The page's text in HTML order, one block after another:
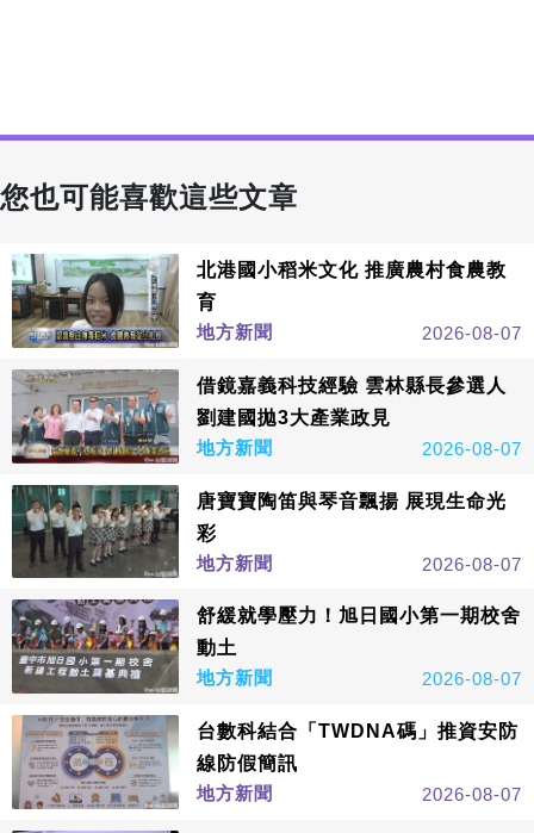
您也可能喜歡這些文章
北港國小稻米文化 推廣農村食農教
育
地方新聞
2026-08-07
借鏡嘉義科技經驗 雲林縣長參選人
劉建國拋3大產業政見
地方新聞
2026-08-07
唐寶寶陶笛與琴音飄揚 展現生命光
彩
地方新聞
2026-08-07
舒緩就學壓力！旭日國小第一期校舍
動土
地方新聞
2026-08-07
台數科結合「TWDNA碼」推資安防
線防假簡訊
地方新聞
2026-08-07